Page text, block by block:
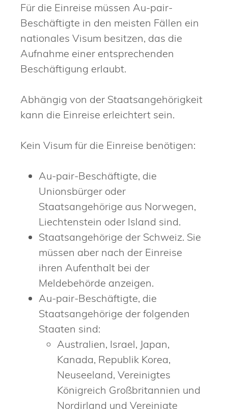
Für die Einreise müssen Au-pair-
Beschäftigte in den meisten Fällen ein
nationales Visum besitzen, das die
Aufnahme einer entsprechenden
Beschäftigung erlaubt.
Abhängig von der Staatsangehörigkeit
kann die Einreise erleichtert sein.
Kein Visum für die Einreise benötigen:
Au-pair-Beschäftigte, die
Unionsbürger oder
Staatsangehörige aus Norwegen,
Liechtenstein oder Island sind.
Staatsangehörige der Schweiz. Sie
müssen aber nach der Einreise
ihren Aufenthalt bei der
Meldebehörde anzeigen.
Au-pair-Beschäftigte, die
Staatsangehörige der folgenden
Staaten sind:
Australien, Israel, Japan,
Kanada, Republik Korea,
Neuseeland, Vereinigtes
Königreich Großbritannien und
Nordirland und Vereinigte